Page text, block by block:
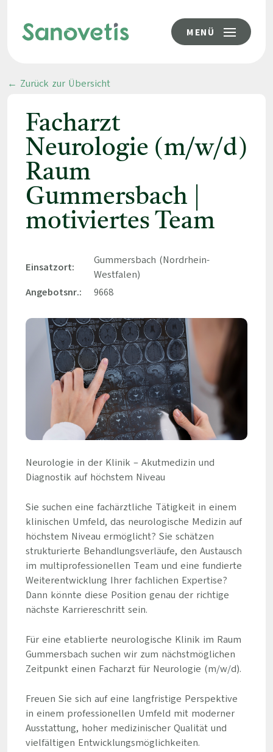
MENÜ
← Zurück zur Übersicht
Facharzt
Neurologie (m/w/d)
Raum
Gummersbach |
motiviertes Team
Einsatzort:
Gummersbach (Nordrhein-
Westfalen)
Angebotsnr.:
9668
Neurologie in der Klinik – Akutmedizin und
Diagnostik auf höchstem Niveau
Sie suchen eine fachärztliche Tätigkeit in einem
klinischen Umfeld, das neurologische Medizin auf
höchstem Niveau ermöglicht? Sie schätzen
strukturierte Behandlungsverläufe, den Austausch
im multiprofessionellen Team und eine fundierte
Weiterentwicklung Ihrer fachlichen Expertise?
Dann könnte diese Position genau der richtige
nächste Karriereschritt sein.
Für eine etablierte neurologische Klinik im Raum
Gummersbach suchen wir zum nächstmöglichen
Zeitpunkt einen Facharzt für Neurologie (m/w/d).
Freuen Sie sich auf eine langfristige Perspektive
in einem professionellen Umfeld mit moderner
Ausstattung, hoher medizinischer Qualität und
vielfältigen Entwicklungsmöglichkeiten.